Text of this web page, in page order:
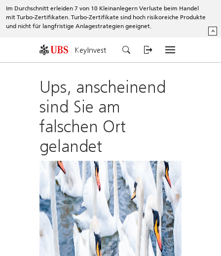
Im Durchschnitt erleiden 7 von 10 Kleinanlegern Verluste beim Handel
mit Turbo-Zertifikaten. Turbo-Zertifikate sind hoch risikoreiche Produkte
und nicht für langfristige Anlagestrategien geeignet.
^
KeyInvest
Ups, anscheinend
sind Sie am
falschen Ort
gelandet